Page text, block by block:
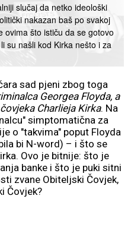
slučaj da netko ideološki
nakazan baš po svakoj
ovima što ističu da se gotovo
su našli kod Kirka nešto i za
sad pjeni zbog toga
Georgea Floyda, a
Charlieja Kirka. Na
simptomatična za
o "takvima" poput Floyda
bi N-word) – i što se
Ovo je bitnije: što je
banke i što je puki sitni
zvane Obiteljski Čovjek,
Čovjek?